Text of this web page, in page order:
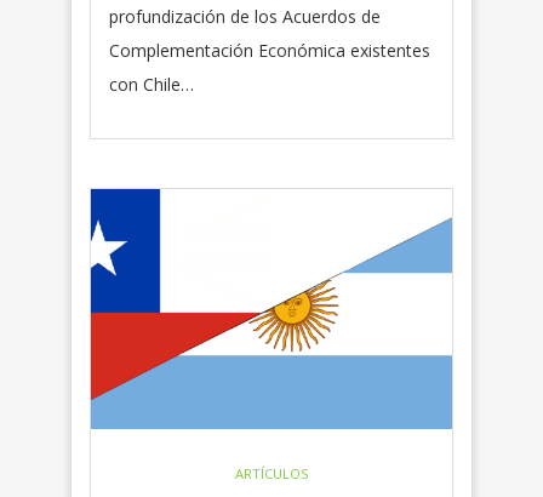
profundización de los Acuerdos de
Complementación Económica existentes
con Chile…
ARTÍCULOS